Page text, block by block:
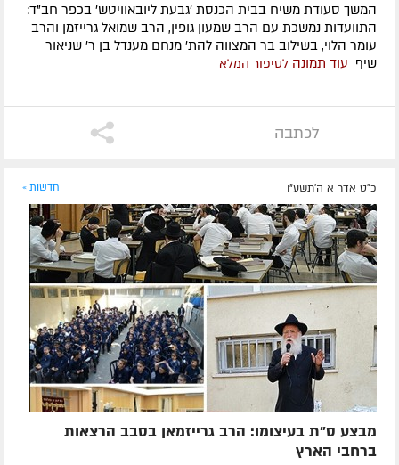
המשך סעודת משיח בבית הכנסת 'גבעת ליובאוויטש' בכפר חב"ד:
התוועדות נמשכת עם הרב שמעון גופין, הרב שמואל גרייזמן והרב
עומר הלוי, בשילוב בר המצווה להת' מנחם מענדל בן ר' שניאור
שיף עוד תמונה לסיפור המלא
לכתבה
כ"ט אדר א ה׳תשע״ו חדשות »
מבצע ס"ת בעיצומו: הרב גרייזמאן בסבב הרצאות
ברחבי הארץ